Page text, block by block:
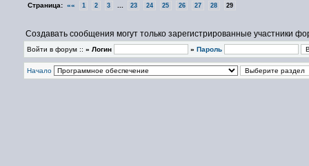
Страница: «« 1 2 3 23 24 25 26 27 28 29
Создавать сообщения могут только зарегистрированные участники
Войти в форум :: » Логин » Пароль
Начало